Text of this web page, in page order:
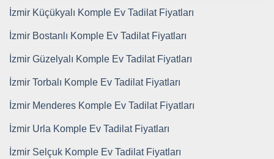
İzmir Küçükyalı Komple Ev Tadilat Fiyatları
İzmir Bostanlı Komple Ev Tadilat Fiyatları
İzmir Güzelyalı Komple Ev Tadilat Fiyatları
İzmir Torbalı Komple Ev Tadilat Fiyatları
İzmir Menderes Komple Ev Tadilat Fiyatları
İzmir Urla Komple Ev Tadilat Fiyatları
İzmir Selçuk Komple Ev Tadilat Fiyatları